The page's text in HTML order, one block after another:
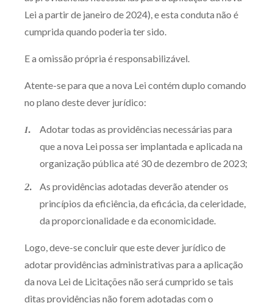
Lei a partir de janeiro de 2024), e esta conduta não é
cumprida quando poderia ter sido.
E a omissão própria é responsabilizável.
Atente-se para que a nova Lei contém duplo comando
no plano deste dever jurídico:
Adotar todas as providências necessárias para
que a nova Lei possa ser implantada e aplicada na
organização pública até 30 de dezembro de 2023;
As providências adotadas deverão atender os
princípios da eficiência, da eficácia, da celeridade,
da proporcionalidade e da economicidade.
Logo, deve-se concluir que este dever jurídico de
adotar providências administrativas para a aplicação
da nova Lei de Licitações não será cumprido se tais
ditas providências não forem adotadas com o